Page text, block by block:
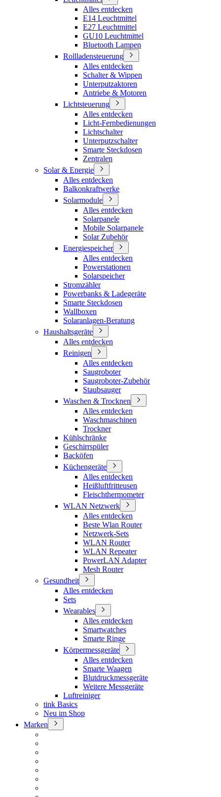
Alles entdecken
E14 Leuchtmittel
E27 Leuchtmittel
GU10 Leuchtmittel
Bluetooth Lampen
Rollladensteuerung
Alles entdecken
Schalter & Wippen
Unterputzaktoren
Antriebe & Motoren
Lichtsteuerung
Alles entdecken
Licht-Fernbedienungen
Lichtschalter
Unterputzschalter
Smarte Steckdosen
Zentralen
Solar & Energie
Alles entdecken
Balkonkraftwerke
Solarmodule
Alles entdecken
Solarpanele
Mobile Solarpanele
Solar Zubehör
Energiespeicher
Alles entdecken
Powerstationen
Solarspeicher
Stromzähler
Powerbanks & Ladegeräte
Smarte Steckdosen
Wallboxen
Solaranlagen-Beratung
Haushaltsgeräte
Alles entdecken
Reinigen
Alles entdecken
Saugroboter
Saugroboter-Zubehör
Staubsauger
Waschen & Trocknen
Alles entdecken
Waschmaschinen
Trockner
Kühlschränke
Geschirrspüler
Backöfen
Küchengeräte
Alles entdecken
Heißluftfritteusen
Fleischthermometer
WLAN Netzwerk
Alles entdecken
Beste Wlan Router
Netzwerk-Sets
WLAN Router
WLAN Repeater
PowerLAN Adapter
Mesh Router
Gesundheit
Alles entdecken
Sets
Wearables
Alles entdecken
Smartwatches
Smarte Ringe
Körpermessgeräte
Alles entdecken
Smarte Waagen
Blutdruckmessgeräte
Weitere Messgeräte
Luftreiniger
tink Basics
Neu im Shop
Marken